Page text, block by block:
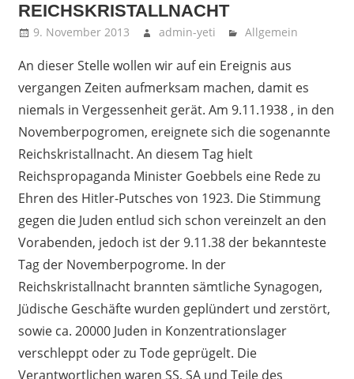
REICHSKRISTALLNACHT
9. November 2013 admin-yeti Allgemein
An dieser Stelle wollen wir auf ein Ereignis aus
vergangen Zeiten aufmerksam machen, damit es
niemals in Vergessenheit gerät. Am 9.11.1938 , in den
Novemberpogromen, ereignete sich die sogenannte
Reichskristallnacht. An diesem Tag hielt
Reichspropaganda Minister Goebbels eine Rede zu
Ehren des Hitler-Putsches von 1923. Die Stimmung
gegen die Juden entlud sich schon vereinzelt an den
Vorabenden, jedoch ist der 9.11.38 der bekannteste
Tag der Novemberpogrome. In der
Reichskristallnacht brannten sämtliche Synagogen,
Jüdische Geschäfte wurden geplündert und zerstört,
sowie ca. 20000 Juden in Konzentrationslager
verschleppt oder zu Tode geprügelt. Die
Verantwortlichen waren SS, SA und Teile des